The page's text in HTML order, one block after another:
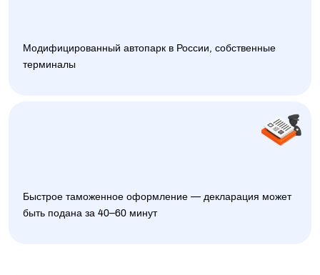
Модифицированный автопарк в России, собственные
терминалы
Быстрое таможенное оформление — декларация может
быть подана за 40–60 минут